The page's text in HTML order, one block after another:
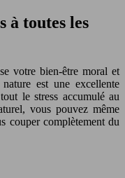
à toutes les
votre bien-être moral et
est une excellente
le stress accumulé au
vous pouvez même
couper complètement du